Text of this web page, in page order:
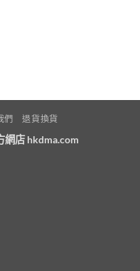
們 退貨換貨
網店 hkdma.com